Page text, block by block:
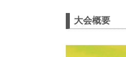
大会概要